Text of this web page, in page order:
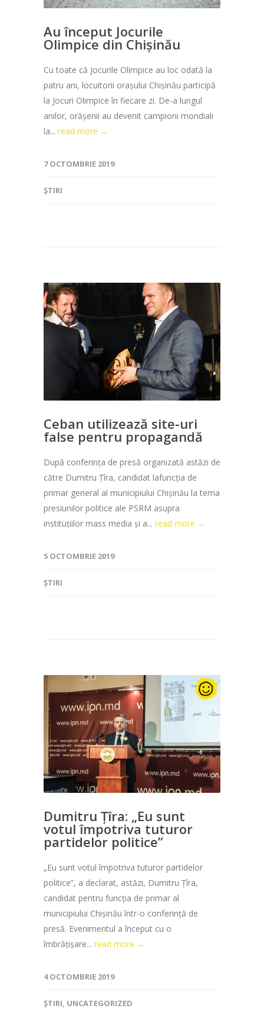
Au început Jocurile
Olimpice din Chișinău
Cu toate că Jocurile Olimpice au loc odată la
patru ani, locuitorii orașului Chișinău participă
la Jocuri Olimpice în fiecare zi. De-a lungul
anilor, orășenii au devenit campioni mondiali
la... read more →
7 OCTOMBRIE 2019
ȘTIRI
Ceban utilizează site-uri
false pentru propagandă
După conferința de presă organizată astăzi de
către Dumitru Țîra, candidat lafuncția de
primar general al municipiului Chișinău la tema
presiunilor politice ale PSRM asupra
instituțiilor mass media și a... read more →
5 OCTOMBRIE 2019
ȘTIRI
Dumitru Țîra: „Eu sunt
votul împotriva tuturor
partidelor politice”
„Eu sunt votul împotriva tuturor partidelor
politice”, a declarat, astăzi, Dumitru Țîra,
candidat pentru funcția de primar al
municipiului Chișinău într-o conferință de
presă. Evenimentul a început cu o
îmbrățișare... read more →
4 OCTOMBRIE 2019
ȘTIRI, UNCATEGORIZED